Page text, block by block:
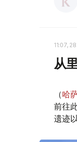
11:07,
从
（哈
前往
遗迹